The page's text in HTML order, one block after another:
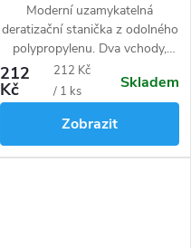
Moderní uzamykatelná
deratizační stanička z odolného
polypropylenu. Dva vchody,
umístění nástrahy na hroty
nebo zavěšení na tyčinky.
Průhledné víko pro snadnou
kontrolu. Vhodná do systému
HACCP.
212
Kč
Měrná
cena:
212 Kč
/ 1 ks
Skladem
Zobrazit